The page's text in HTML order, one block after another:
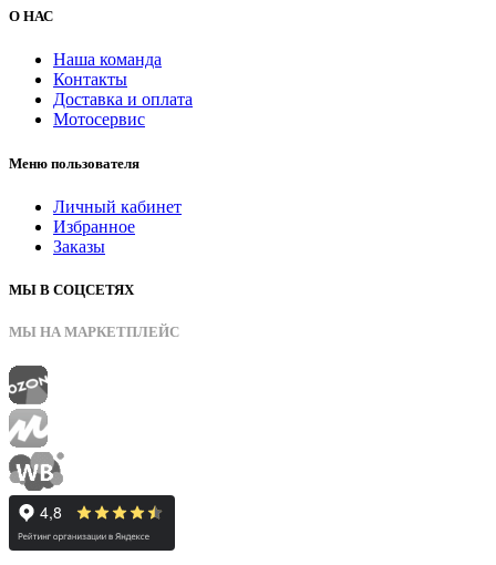
О НАС
Наша команда
Контакты
Доставка и оплата
Мотосервис
Меню пользователя
Личный кабинет
Избранное
Заказы
МЫ В СОЦСЕТЯХ
МЫ НА МАРКЕТПЛЕЙС